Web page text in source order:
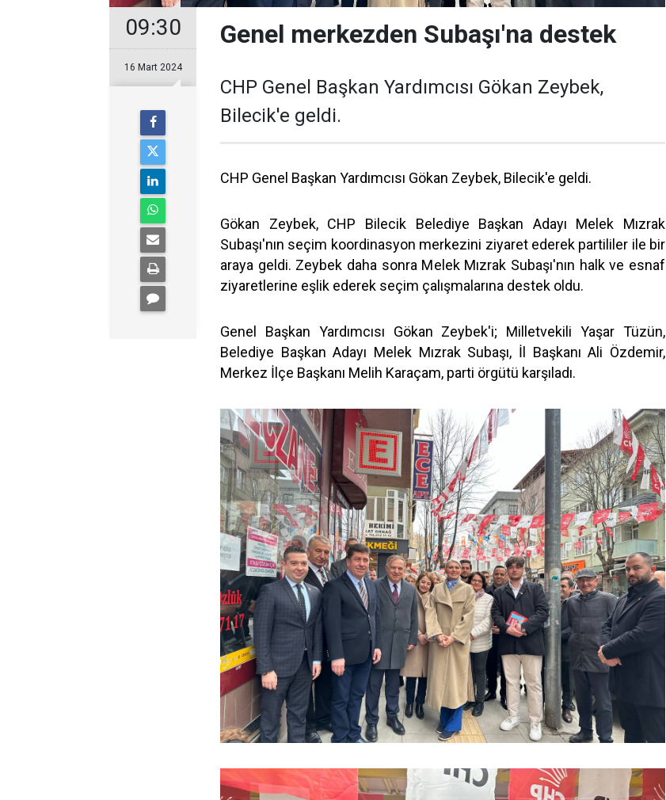
09:30
16 Mart 2024
Genel merkezden Subaşı'na destek
CHP Genel Başkan Yardımcısı Gökan Zeybek,
Bilecik'e geldi.
CHP Genel Başkan Yardımcısı Gökan Zeybek, Bilecik'e geldi.
Gökan Zeybek, CHP Bilecik Belediye Başkan Adayı Melek Mızrak
Subaşı'nın seçim koordinasyon merkezini ziyaret ederek partililer ile bir
araya geldi. Zeybek daha sonra Melek Mızrak Subaşı'nın halk ve esnaf
ziyaretlerine eşlik ederek seçim çalışmalarına destek oldu.
Genel Başkan Yardımcısı Gökan Zeybek'i; Milletvekili Yaşar Tüzün,
Belediye Başkan Adayı Melek Mızrak Subaşı, İl Başkanı Ali Özdemir,
Merkez İlçe Başkanı Melih Karaçam, parti örgütü karşıladı.